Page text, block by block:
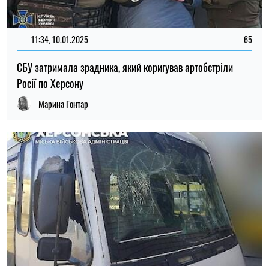
11:34, 10.01.2025 65
СБУ затримала зрадника, який коригував артобстріли
Росії по Херсону
Марина Гонтар